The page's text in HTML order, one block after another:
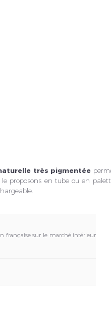
vous et ainsi bénéficier
très pigmentée
le proposons en tube ou en
française sur le marché intérieur